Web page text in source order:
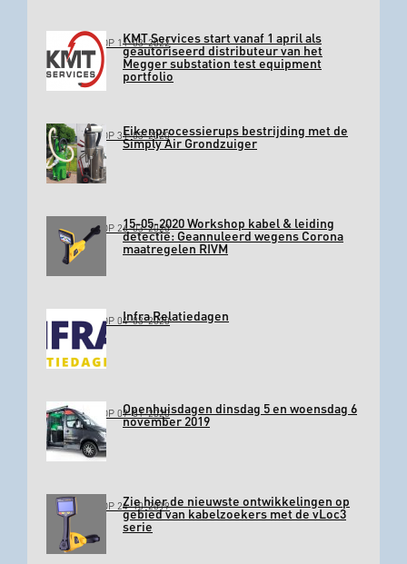
GEPLAATST OP 11-03-2022KMT Services start vanaf 1 april als
geautoriseerd distributeur van het
Megger substation test equipment
portfolio
GEPLAATST OP 31-03-2020Eikenprocessierups bestrijding met de
Simply Air Grondzuiger
GEPLAATST OP 26-03-202015-05-2020 Workshop kabel & leiding
detectie: Geannuleerd wegens Corona
maatregelen RIVM
GEPLAATST OP 04-03-2020Infra Relatiedagen
GEPLAATST OP 09-01-2020Openhuisdagen dinsdag 5 en woensdag 6
november 2019
GEPLAATST OP 24-10-2019Zie hier de nieuwste ontwikkelingen op
gebied van kabelzoekers met de vLoc3
serie